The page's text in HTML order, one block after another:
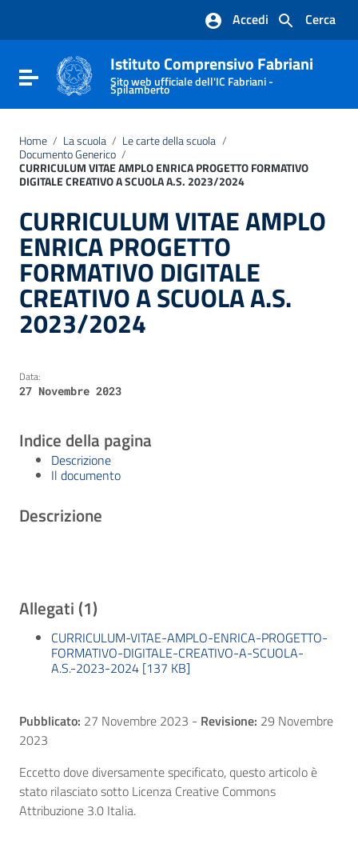
Vai al footer
Cerca
Accedi
Attiva / disattiva la navigazione
Istituto Comprensivo Fabriani
Sito web ufficiale dell'IC Fabriani -
Spilamberto
Home / La scuola / Le carte della scuola /
Documento Generico /
CURRICULUM VITAE AMPLO ENRICA PROGETTO FORMATIVO
DIGITALE CREATIVO A SCUOLA A.S. 2023/2024
CURRICULUM VITAE AMPLO
ENRICA PROGETTO
FORMATIVO DIGITALE
CREATIVO A SCUOLA A.S.
2023/2024
Data:
27 Novembre 2023
Indice della pagina
Descrizione
Il documento
Descrizione
Allegati (1)
CURRICULUM-VITAE-AMPLO-ENRICA-PROGETTO-
FORMATIVO-DIGITALE-CREATIVO-A-SCUOLA-
A.S.-2023-2024 [137 KB]
Pubblicato: 27 Novembre 2023 - Revisione: 29 Novembre
2023
Eccetto dove diversamente specificato, questo articolo è
stato rilasciato sotto Licenza Creative Commons
Attribuzione 3.0 Italia.